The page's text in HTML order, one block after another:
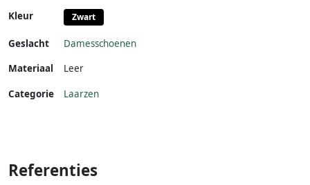
Kleur Zwart
Geslacht
Damesschoenen
Materiaal
Leer
Categorie Laarzen
Referenties